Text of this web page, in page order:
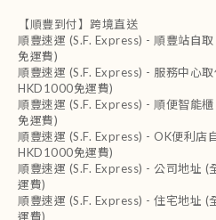
【順豐到付】跨境直送
順豐速運 (S.F. Express) - 順豐站自
免運費)
順豐速運 (S.F. Express) - 服務中心
HKD1000免運費)
順豐速運 (S.F. Express) - 順便智能
免運費)
順豐速運 (S.F. Express) - OK便利店
HKD1000免運費)
順豐速運 (S.F. Express) - 公司地址
運費)
順豐速運 (S.F. Express) - 住宅地址
運費)